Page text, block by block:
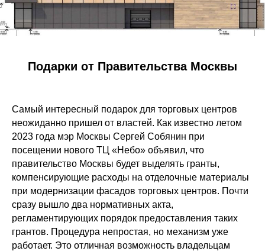
Подарки от Правительства Москвы
Самый интересный подарок для торговых центров
неожиданно пришел от властей. Как известно летом
2023 года мэр Москвы Сергей Собянин при
посещении нового ТЦ «Небо» объявил, что
правительство Москвы будет выделять гранты,
компенсирующие расходы на отделочные материалы
при модернизации фасадов торговых центров. Почти
сразу вышло два нормативных акта,
регламентирующих порядок предоставления таких
грантов. Процедура непростая, но механизм уже
работает. Это отличная возможность владельцам